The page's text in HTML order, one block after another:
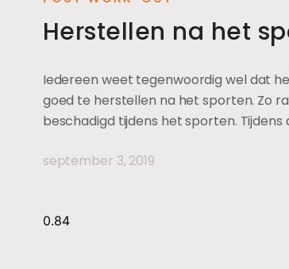
Herstellen na het
Iedereen weet tegenwoordig wel dat
goed te herstellen na het sporten. Zo
beschadigd tijdens het sporten. Tijdens
september 3, 2019